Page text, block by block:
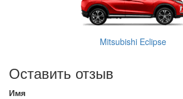
Mitsubishi Eclipse
Оставить отзыв
Имя